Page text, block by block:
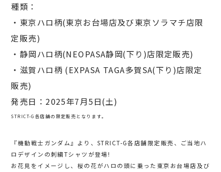
種類：
・東京ハロ柄(東京お台場店及び東京ソラマチ店限
定販売)
・静岡ハロ柄(NEOPASA静岡(下り)店限定販売)
・滋賀ハロ柄 (EXPASA TAGA多賀SA(下り)店限定
販売)
発売日：2025年7月5日(土)
STRICT-G各店舗の限定販売となります。
『機動戦士ガンダム』より、STRICT-G各店舗限定販売、ご当地ハ
ロデザインの刺繍Tシャツが登場!
お花見をイメージし、桜の花がハロの頭に乗った東京お台場店及び